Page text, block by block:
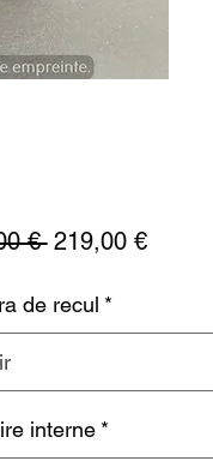
€ Precio
219,00 €Precio
de recul *
interne *